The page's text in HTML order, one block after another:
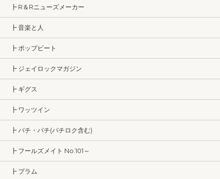
┣ R＆Rニューズメーカー
┣ 音楽と人
┣ ポップビート
┣ ジェイロックマガジン
┣ ギグス
┣ ワッツイン
┣ パチ・パチ(パチロク含む)
┣ フールズメイト No.101～
┣ プラム